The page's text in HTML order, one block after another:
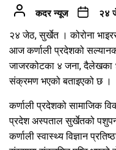
कदर न्यूज २४
२४ जेठ, सुर्खेत । कोरोना
आज कर्णाली प्रदेशको
जाजरकोटका ४ जना, दैलेखका
संक्रमण भएको बताइएको छ ।
कर्णाली प्रदेशको सामाजिक
प्रदेश अस्पताल सुर्खेतको
कर्णाली स्वास्थ्य विज्ञान